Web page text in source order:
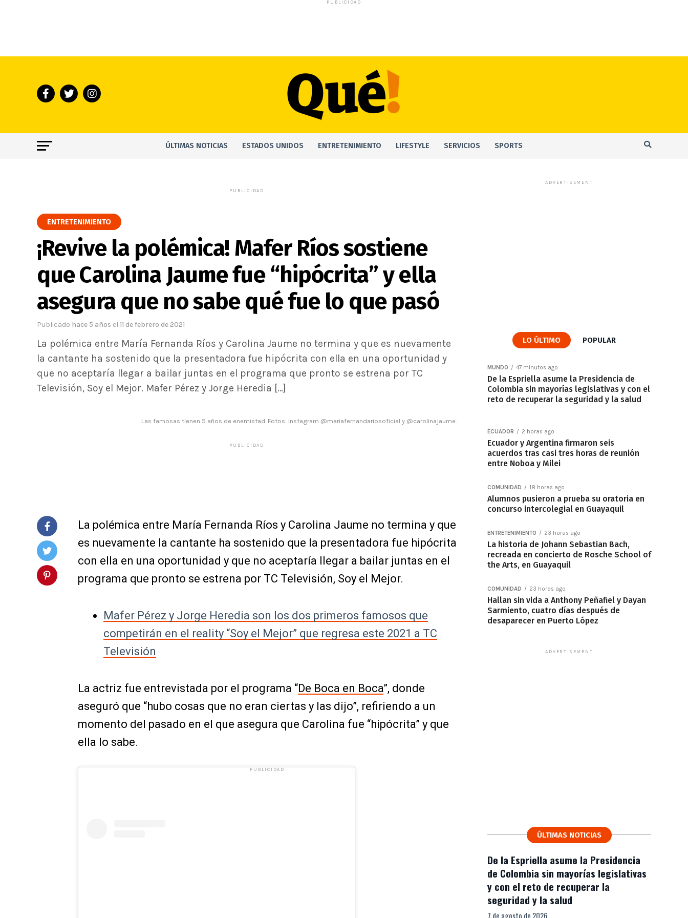
PUBLICIDAD
ÚLTIMAS NOTICIAS ESTADOS UNIDOS ENTRETENIMIENTO LIFESTYLE SERVICIOS SPORTS
PUBLICIDAD
ENTRETENIMIENTO
¡Revive la polémica! Mafer Ríos sostiene
que Carolina Jaume fue “hipócrita” y ella
asegura que no sabe qué fue lo que pasó
Publicado hace 5 años el 11 de febrero de 2021
La polémica entre María Fernanda Ríos y Carolina Jaume no termina y que es nuevamente
la cantante ha sostenido que la presentadora fue hipócrita con ella en una oportunidad y
que no aceptaría llegar a bailar juntas en el programa que pronto se estrena por TC
Televisión, Soy el Mejor. Mafer Pérez y Jorge Heredia […]
Las famosas tienen 5 años de enemistad. Fotos: Instagram @mariafernandariosoficial y @carolinajaume.
PUBLICIDAD
La polémica entre María Fernanda Ríos y Carolina Jaume no termina y que
es nuevamente la cantante ha sostenido que la presentadora fue hipócrita
con ella en una oportunidad y que no aceptaría llegar a bailar juntas en el
programa que pronto se estrena por TC Televisión, Soy el Mejor.
Mafer Pérez y Jorge Heredia son los dos primeros famosos que
competirán en el reality “Soy el Mejor” que regresa este 2021 a TC
Televisión
La actriz fue entrevistada por el programa “De Boca en Boca”, donde
aseguró que “hubo cosas que no eran ciertas y las dijo”, refiriendo a un
momento del pasado en el que asegura que Carolina fue “hipócrita” y que
ella lo sabe.
PUBLICIDAD
ADVERTISEMENT
LO ÚLTIMO POPULAR
MUNDO 47 minutos ago
De la Espriella asume la Presidencia de
Colombia sin mayorías legislativas y con el
reto de recuperar la seguridad y la salud
ECUADOR 2 horas ago
Ecuador y Argentina firmaron seis
acuerdos tras casi tres horas de reunión
entre Noboa y Milei
COMUNIDAD 18 horas ago
Alumnos pusieron a prueba su oratoria en
concurso intercolegial en Guayaquil
ENTRETENIMIENTO 23 horas ago
La historia de Johann Sebastian Bach,
recreada en concierto de Rosche School of
the Arts, en Guayaquil
COMUNIDAD 23 horas ago
Hallan sin vida a Anthony Peñafiel y Dayan
Sarmiento, cuatro días después de
desaparecer en Puerto López
ADVERTISEMENT
ÚLTIMAS NOTICIAS
De la Espriella asume la Presidencia
de Colombia sin mayorías legislativas
y con el reto de recuperar la
seguridad y la salud
7 de agosto de 2026